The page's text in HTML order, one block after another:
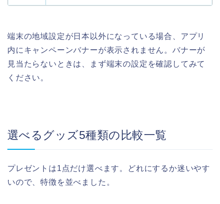
端末の地域設定が日本以外になっている場合、アプリ
内にキャンペーンバナーが表示されません。バナーが
見当たらないときは、まず端末の設定を確認してみて
ください。
選べるグッズ5種類の比較一覧
プレゼントは1点だけ選べます。どれにするか迷いやす
いので、特徴を並べました。